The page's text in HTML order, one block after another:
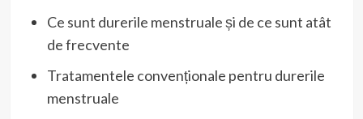
Ce sunt durerile menstruale și de ce sunt atât
de frecvente
Tratamentele convenționale pentru durerile
menstruale